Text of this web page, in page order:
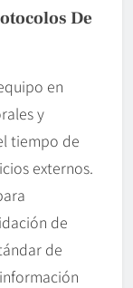
De
en
y
tiempo de
externos.
de
de